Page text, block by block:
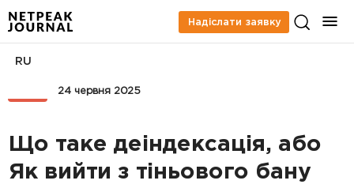
Надіслати заявку
24 червня 2025
RU
Що таке деіндексація, або
Як вийти з тіньового бану